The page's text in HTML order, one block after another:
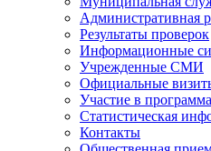
Административная
Результаты проверок
Информационные
Учрежденные СМИ
Официальные
Участие в
Статистическая
Контакты